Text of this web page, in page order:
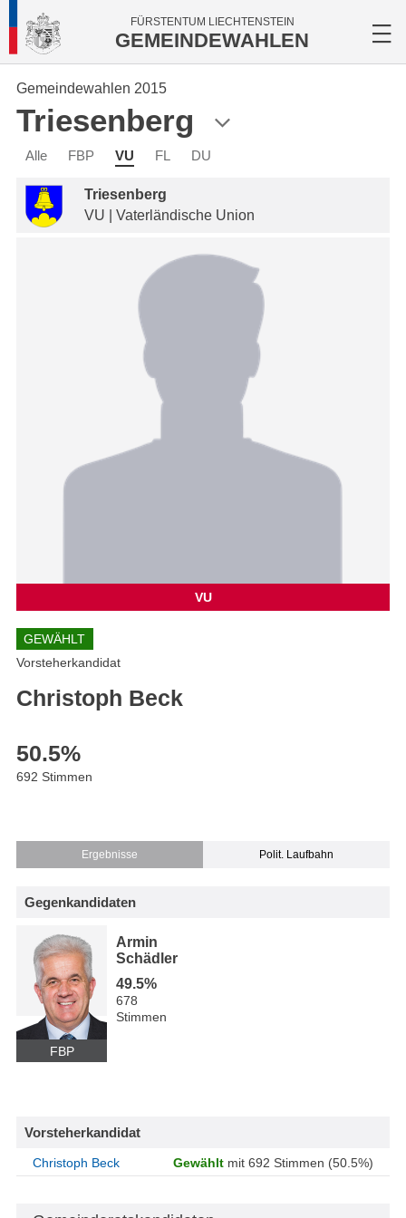
FÜRSTENTUM LIECHTENSTEIN
GEMEINDEWAHLEN
Gemeindewahlen 2015
Triesenberg
Alle FBP VU FL DU
Triesenberg
VU | Vaterländische Union
VU
GEWÄHLT
Vorsteherkandidat
Christoph Beck
50.5%
692 Stimmen
Ergebnisse Polit. Laufbahn
Gegenkandidaten
FBP
Armin
Schädler
49.5%
678
Stimmen
Vorsteherkandidat
Christoph Beck Gewählt mit 692 Stimmen (50.5%)